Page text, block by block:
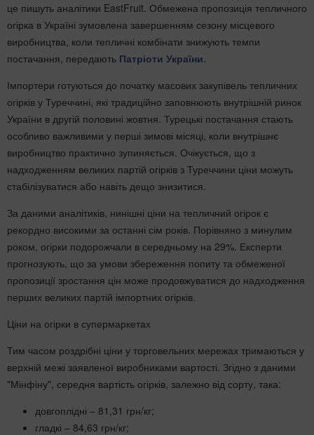
це пишуть аналітики EastFruit. Обмежена пропозиція тепличного
огірка в Україні зумовлена завершенням сезону місцевого
виробництва, коли тепличні комбінати знижують темпи
постачання, передають Патріоти України.
Імпортери готуються до початку масових закупівель тепличних
огірків у Туреччині, які традиційно заповнюють внутрішній ринок
України в другій половині жовтня. Турецькі постачання стають
особливо важливими у перші зимові місяці, коли внутрішнє
виробництво практично зупиняється. Очікується, що з
надходженням великих партій огірків з Туреччини ціни можуть
стабілізуватися або навіть дещо знизитися.
За даними аналітиків, нинішні ціни на тепличний огірок є
рекордно високими за останні сім років. Порівняно з минулим
роком, огірки подорожчали в середньому на 29%. Експерти
прогнозують, що за умови збереження попиту та обмеженої
пропозиції зростання цін може продовжуватися до надходження
перших великих партій імпортних огірків.
Ціни на огірки в супермаркетах
Тим часом роздрібні ціни у торговельних мережах тримаються у
верхній межі заявленої виробниками вартості. Згідно з даними
"Мінфіну", середня вартість огірків, залежно від сорту, така:
довгоплідні – 81,31 грн/кг;
гладкі – 84,63 грн/кг;